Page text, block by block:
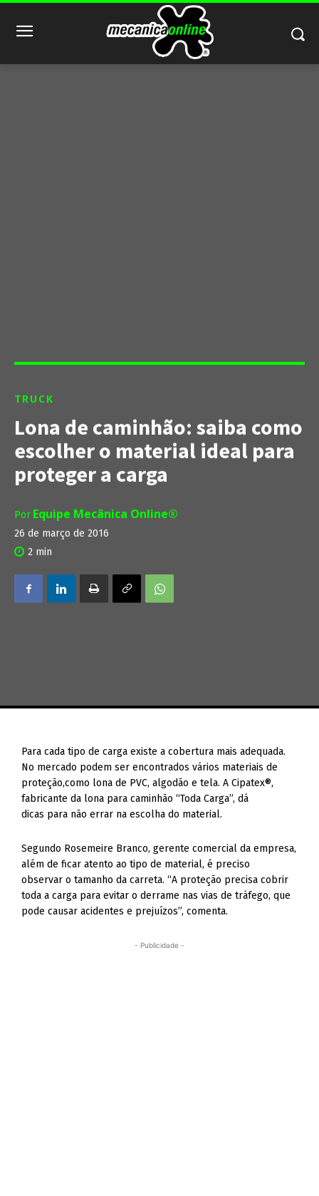
TRUCK
Lona de caminhão: saiba como
escolher o material ideal para
proteger a carga
Por Equipe Mecânica Online®
26 de março de 2016
2 min
Para cada tipo de carga existe a cobertura mais adequada.
No mercado podem ser encontrados vários materiais de
proteção,como lona de PVC, algodão e tela. A Cipatex®,
fabricante da lona para caminhão “Toda Carga”, dá
dicas para não errar na escolha do material.
Segundo Rosemeire Branco, gerente comercial da empresa,
além de ficar atento ao tipo de material, é preciso
observar o tamanho da carreta. “A proteção precisa cobrir
toda a carga para evitar o derrame nas vias de tráfego, que
pode causar acidentes e prejuízos”, comenta.
- Publicidade -